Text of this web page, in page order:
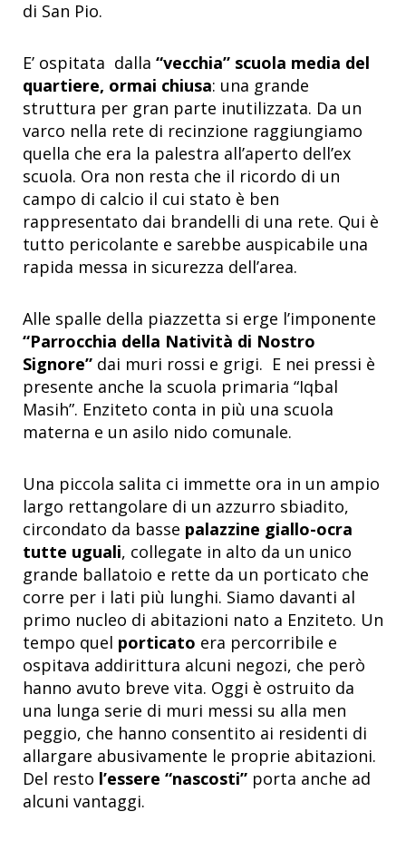
di San Pio.
E’ ospitata dalla “vecchia” scuola media del
quartiere, ormai chiusa: una grande
struttura per gran parte inutilizzata. Da un
varco nella rete di recinzione raggiungiamo
quella che era la palestra all’aperto dell’ex
scuola. Ora non resta che il ricordo di un
campo di calcio il cui stato è ben
rappresentato dai brandelli di una rete. Qui è
tutto pericolante e sarebbe auspicabile una
rapida messa in sicurezza dell’area.
Alle spalle della piazzetta si erge l’imponente
“Parrocchia della Natività di Nostro
Signore” dai muri rossi e grigi. E nei pressi è
presente anche la scuola primaria “Iqbal
Masih”. Enziteto conta in più una scuola
materna e un asilo nido comunale.
Una piccola salita ci immette ora in un ampio
largo rettangolare di un azzurro sbiadito,
circondato da basse palazzine giallo-ocra
tutte uguali, collegate in alto da un unico
grande ballatoio e rette da un porticato che
corre per i lati più lunghi. Siamo davanti al
primo nucleo di abitazioni nato a Enziteto. Un
tempo quel porticato era percorribile e
ospitava addirittura alcuni negozi, che però
hanno avuto breve vita. Oggi è ostruito da
una lunga serie di muri messi su alla men
peggio, che hanno consentito ai residenti di
allargare abusivamente le proprie abitazioni.
Del resto l’essere “nascosti” porta anche ad
alcuni vantaggi.